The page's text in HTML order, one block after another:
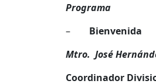
Programa
– Bienvenida
Mtro. José
Coordinador